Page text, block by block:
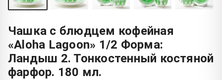
Чашка с блюдцем кофейная
«Aloha Lagoon» 1/2 Форма:
Ландыш 2. Тонкостенный костяной
фарфор. 180 мл.